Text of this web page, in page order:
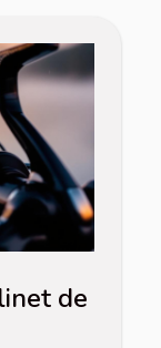
de